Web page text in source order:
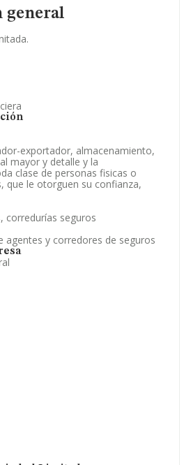
general
exportador, almacenamiento,
mayor y detalle y la
clase de personas fisicas o
que le otorguen su confianza,
corredurías seguros
agentes y corredores de seguros
y registral complementaria.